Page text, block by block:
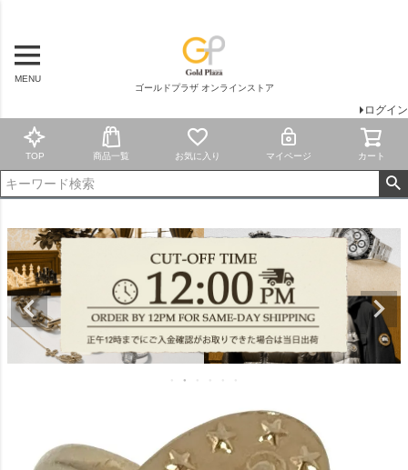
MENU
ゴールドプラザ オンラインストア
ログイン
TOP 商品一覧 お気に入り マイページ カート